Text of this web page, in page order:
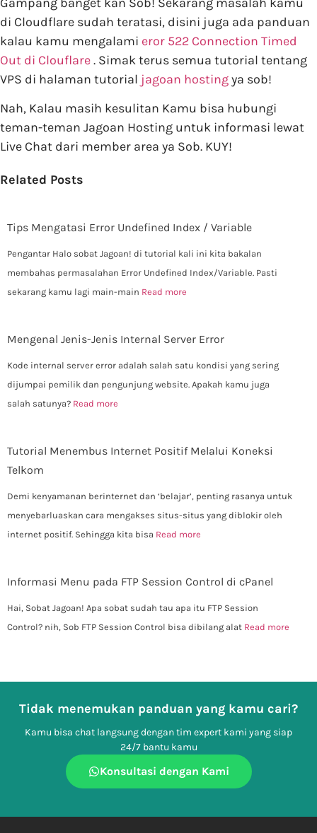
di Cloudflare sudah teratasi, disini juga ada panduan
kalau kamu mengalami eror 522 Connection Timed
Out di Clouflare. Simak terus semua tutorial tentang
VPS di halaman tutorial jagoan hostingya sob!
Nah, Kalau masih kesulitan Kamu bisa hubungi
teman-teman Jagoan Hosting untuk informasi lewat
Live Chat dari member area ya Sob. KUY!
Related Posts
Tips Mengatasi Error Undefined Index / Variable
Pengantar Halo sobat Jagoan! di tutorial kali ini kita bakalan
membahas permasalahan Error Undefined Index/Variable. Pasti
sekarang kamu lagi main-main Read more
Mengenal Jenis-Jenis Internal Server Error
Kode internal server error adalah salah satu kondisi yang sering
dijumpai pemilik dan pengunjung website. Apakah kamu juga
salah satunya? Read more
Tutorial Menembus Internet Positif Melalui Koneksi
Telkom
Demi kenyamanan berinternet dan ‘belajar’, penting rasanya untuk
menyebarluaskan cara mengakses situs-situs yang diblokir oleh
internet positif. Sehingga kita bisa Read more
Informasi Menu pada FTP Session Control di cPanel
Hai, Sobat Jagoan! Apa sobat sudah tau apa itu FTP Session
Control? nih, Sob FTP Session Control bisa dibilang alat Read more
Tidak menemukan panduan yang kamu cari?
Kamu bisa chat langsung dengan tim expert kami yang siap
24/7 bantu kamu
Konsultasi dengan Kami